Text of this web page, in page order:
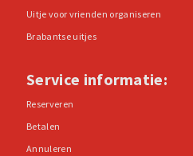
Uitje voor vrienden organiseren
Brabantse uitjes
Service informatie:
Reserveren
Betalen
Annuleren